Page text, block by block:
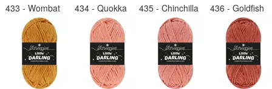
433 - Wombat 434 - Quokka 435 - Chinchilla 436 - Goldfish